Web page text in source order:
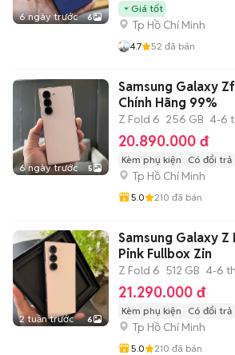
6 ngày trước 6
Giá tốt
Tp Hồ Chí Minh
4.7 52 đã bán
6 ngày trước 5
Samsung Galaxy
Chính Hãng 99%
Z Fold 6 256 GB 4-6
20.890.000 đ
Kèm phụ kiện Có đổi trả
Tp Hồ Chí Minh
5.0 210 đã bán
2 tuần trước 6
Samsung Galaxy Z
Pink Fullbox Zin
Z Fold 6 512 GB 4-6
21.290.000 đ
Kèm phụ kiện Có đổi trả
Tp Hồ Chí Minh
5.0 210 đã bán